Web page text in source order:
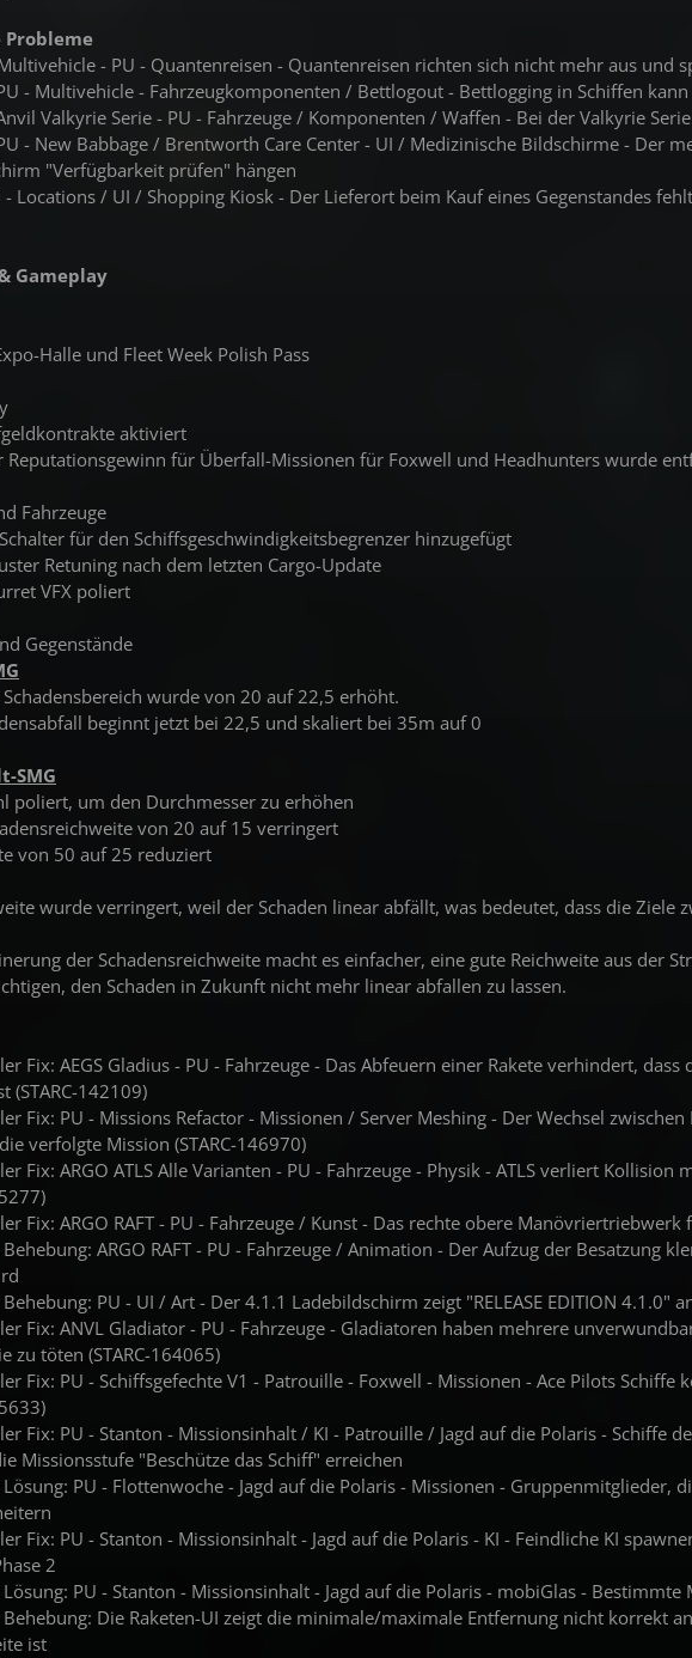
Probleme
- PU - Quantenreisen - Quantenreisen richten sich nicht mehr aus und
- Multivehicle - Fahrzeugkomponenten / Bettlogout - Bettlogging in Schiffen
Valkyrie Serie - PU - Fahrzeuge / Komponenten / Waffen - Bei der Valkyrie
- New Babbage / Brentworth Care Center - UI / Medizinische Bildschirme - Der
"Verfügbarkeit prüfen" hängen
- Locations / UI / Shopping Kiosk - Der Lieferort beim Kauf eines Gegenstandes
Gameplay
Halle und Fleet Week Polish Pass
aktiviert
Reputationsgewinn für Überfall-Missionen für Foxwell und Headhunters wurde
Fahrzeuge
für den Schiffsgeschwindigkeitsbegrenzer hinzugefügt
Retuning nach dem letzten Cargo-Update
VFX poliert
Gegenstände
wurde von 20 auf 22,5 erhöht.
beginnt jetzt bei 22,5 und skaliert bei 35m auf 0
SMG
poliert, um den Durchmesser zu erhöhen
von 20 auf 15 verringert
von 50 auf 25 reduziert
wurde verringert, weil der Schaden linear abfällt, was bedeutet, dass die Ziele
der Schadensreichweite macht es einfacher, eine gute Reichweite aus der
den Schaden in Zukunft nicht mehr linear abfallen zu lassen.
Fix: AEGS Gladius - PU - Fahrzeuge - Das Abfeuern einer Rakete verhindert,
(STARC-142109)
Fix: PU - Missions Refactor - Missionen / Server Meshing - Der Wechsel
verfolgte Mission (STARC-146970)
Fix: ARGO ATLS Alle Varianten - PU - Fahrzeuge - Physik - ATLS verliert
Fix: ARGO RAFT - PU - Fahrzeuge / Kunst - Das rechte obere Manövriertriebwerk
ARGO RAFT - PU - Fahrzeuge / Animation - Der Aufzug der Besatzung
PU - UI / Art - Der 4.1.1 Ladebildschirm zeigt "RELEASE EDITION 4.1.0"
Fix: ANVL Gladiator - PU - Fahrzeuge - Gladiatoren haben mehrere
zu töten (STARC-164065)
Fix: PU - Schiffsgefechte V1 - Patrouille - Foxwell - Missionen - Ace Pilots
Fix: PU - Stanton - Missionsinhalt / KI - Patrouille / Jagd auf die Polaris - Schiffe
Missionsstufe "Beschütze das Schiff" erreichen
PU - Flottenwoche - Jagd auf die Polaris - Missionen - Gruppenmitglieder,
Fix: PU - Stanton - Missionsinhalt - Jagd auf die Polaris - KI - Feindliche KI
2
PU - Stanton - Missionsinhalt - Jagd auf die Polaris - mobiGlas -
Die Raketen-UI zeigt die minimale/maximale Entfernung nicht korrekt
ist